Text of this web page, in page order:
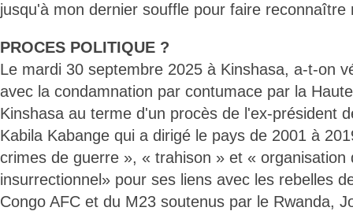
jusqu'à mon dernier souffle pour faire reconnaître
PROCES POLITIQUE ?
Le mardi 30 septembre 2025 à Kinshasa, a-t-on
avec la condamnation par contumace par la
Kinshasa au terme d'un procès de l'ex-président
Kabila Kabange qui a dirigé le pays de 2001 à
crimes de guerre », « trahison » et « organisation
insurrectionnel» pour ses liens avec les rebelles
Congo AFC et du M23 soutenus par le Rwanda,